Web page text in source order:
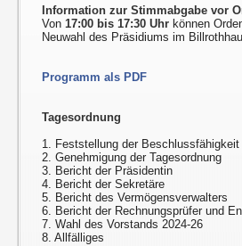
Information zur Stimmabgabe vor
Von17:00 bis 17:30 Uhr können
Neuwahl des Präsidiums im
Programm als PDF
Tagesordnung
1. Feststellung der Beschlussfähigkeit
2. Genehmigung der Tagesordnung
3. Bericht der Präsidentin
4. Bericht der Sekretäre
5. Bericht des Vermögensverwalters
6. Bericht der Rechnungsprüfer und
7. Wahl des Vorstands 2024-26
8. Allfälliges